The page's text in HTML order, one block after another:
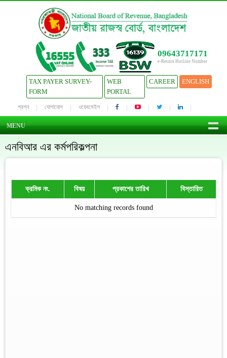
09643717171
e-Return Hotline Number
TAX PAYER SURVEY-
FORM
WEB
PORTAL
CAREER ENGLISH
প্রশ্ন যোগাযোগ ওয়েবমেইল
MENU
এনবিআর এর কর্মপরিকল্পনা
ক্রমিক নং. বিষয় প্রকাশের তারিখ বিস্তারিত
No matching records found